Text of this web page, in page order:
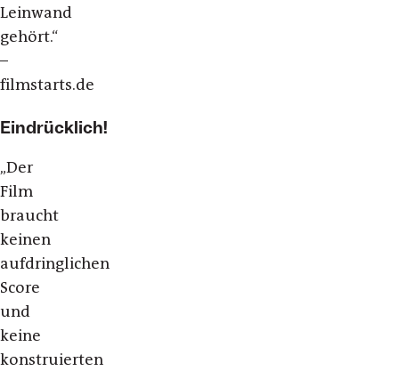
Leinwand
gehört.“
–
filmstarts.de
Eindrücklich!
„Der
Film
braucht
keinen
aufdringlichen
Score
und
keine
konstruierten